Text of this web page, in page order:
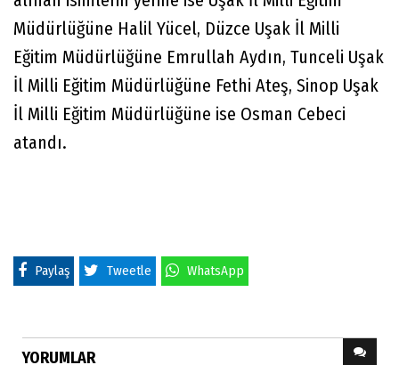
Müdürlüğüne Halil Yücel, Düzce Uşak İl Milli
Eğitim Müdürlüğüne Emrullah Aydın, Tunceli Uşak
İl Milli Eğitim Müdürlüğüne Fethi Ateş, Sinop Uşak
İl Milli Eğitim Müdürlüğüne ise Osman Cebeci
atandı.
Paylaş Tweetle WhatsApp
YORUMLAR